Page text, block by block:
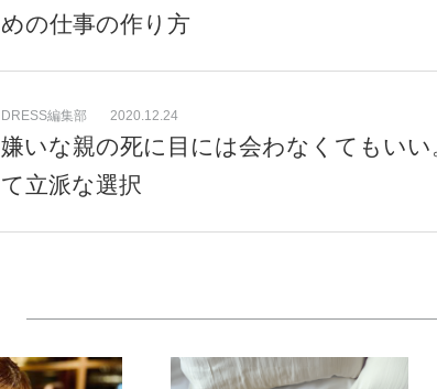
めの仕事の作り方
嫌いな親の死に目には会わなくてもい
て立派な選択
DRESS編集部 2020.12.24